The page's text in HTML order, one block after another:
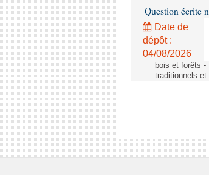
Question écrite
Date de
dépôt :
04/08/2026
bois et forêts -
traditionnels